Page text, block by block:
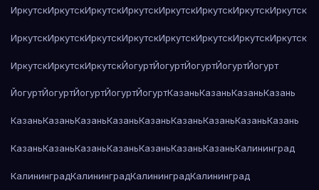
ИркутскИркутскИркутскИркутскИркутскИркутскИркутскИркутск
ИркутскИркутскИркутскИркутскИркутскИркутскИркутскИркутск
ИркутскИркутскИркутскЙогуртЙогуртЙогуртЙогуртЙогурт
ЙогуртЙогуртЙогуртЙогуртЙогуртКазаньКазаньКазаньКазань
КазаньКазаньКазаньКазаньКазаньКазаньКазаньКазаньКазань
КазаньКазаньКазаньКазаньКазаньКазаньКазаньКалининград
КалининградКалининградКалининградКалининград